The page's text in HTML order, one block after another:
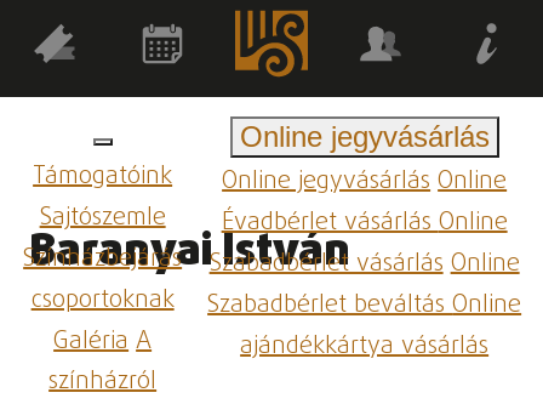
Támogatóink
Sajtószemle
Színházbejárás
csoportoknak
GalériaA
színházról
Online jegyvásárlás
Online jegyvásárlásOnline
Évadbérlet vásárlásOnline
Szabadbérlet vásárlásOnline
Szabadbérlet beváltásOnline
ajándékkártya vásárlás
Baranyai István